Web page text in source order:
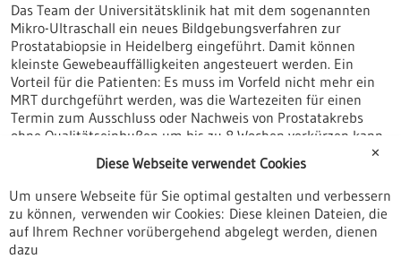
Das Team der Universitätsklinik hat mit dem sogenannten
Mikro-Ultraschall ein neues Bildgebungsverfahren zur
Prostatabiopsie in Heidelberg eingeführt. Damit können
kleinste Gewebeauffälligkeiten angesteuert werden. Ein
Vorteil für die Patienten: Es muss im Vorfeld nicht mehr ein
MRT durchgeführt werden, was die Wartezeiten für einen
Termin zum Ausschluss oder Nachweis von Prostatakrebs
ohne Qualitätseinbußen um bis zu 8 Wochen verkürzen kann.
https://www.gesundheitsindustrie-
bw.de/fachbeitrag/pm/noch-praezisere-prostatabiopsie-
dank-mikro-ultraschall
Pressemitteilung - 20.08.2025
✕
Diese Webseite verwendet Cookies
Um unsere Webseite für Sie optimal gestalten und verbessern
zu können, verwenden wir Cookies: Diese kleinen Dateien, die
auf Ihrem Rechner vorübergehend abgelegt werden, dienen
dazu